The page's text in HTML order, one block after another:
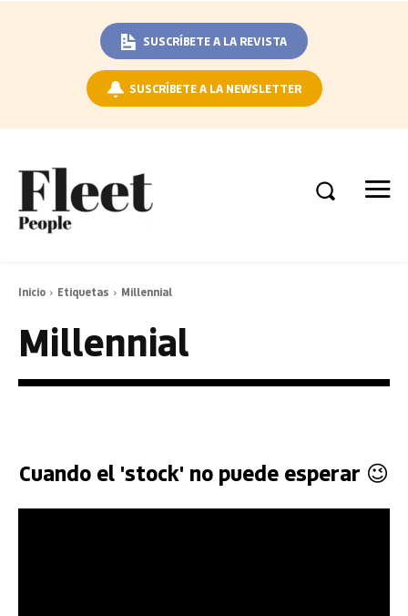
SUSCRÍBETE A LA REVISTA
SUSCRÍBETE A LA NEWSLETTER
Inicio Etiquetas Millennial
Millennial
Cuando el 'stock' no puede esperar 😉